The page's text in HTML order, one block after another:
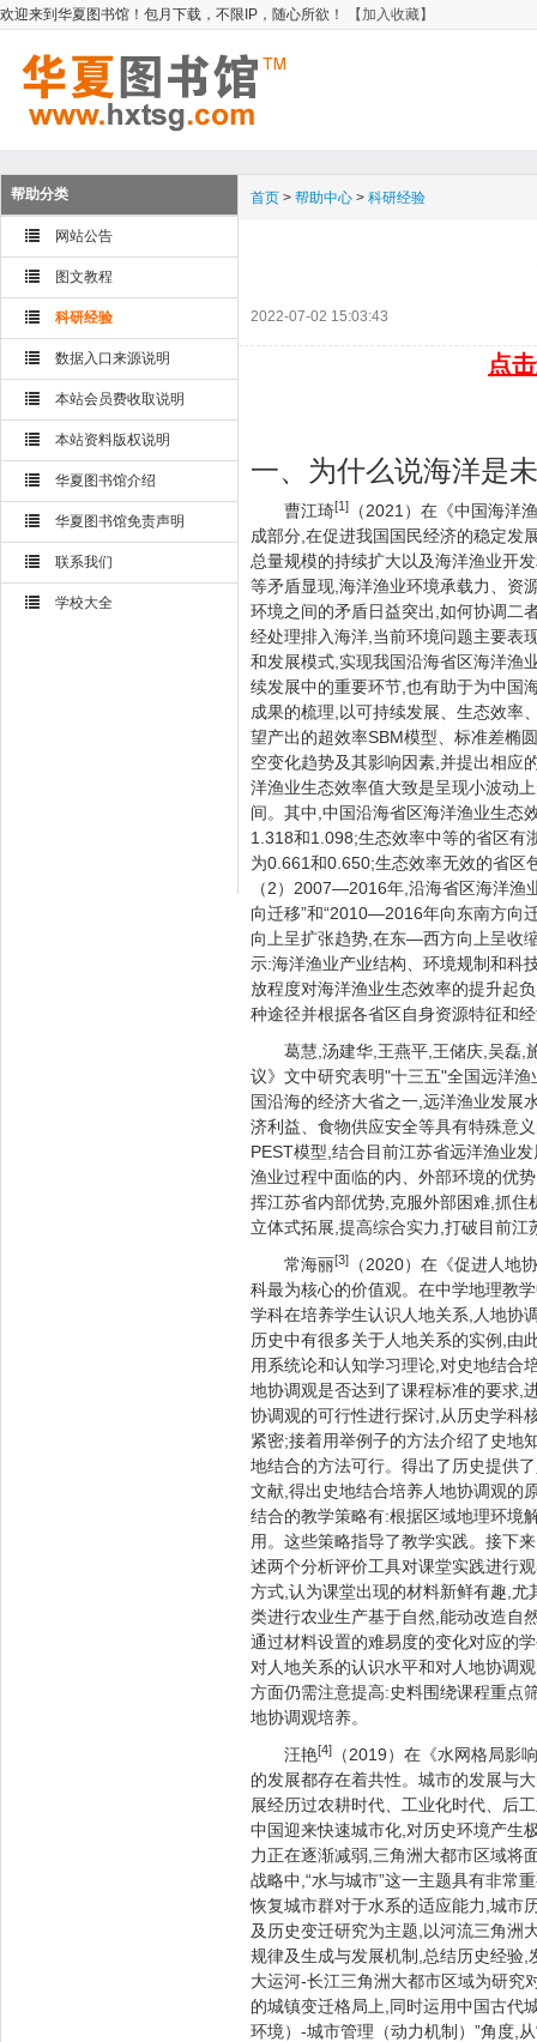
欢迎来到华夏图书馆！包月下载，不限IP，随心所欲！ 【加入收藏】
帮助分类
网站公告
图文教程
科研经验
数据入口来源说明
本站会员费收取说明
本站资料版权说明
华夏图书馆介绍
华夏图书馆免责声明
联系我们
学校大全
首页 > 帮助中心 > 科研经验
2022-07-02 15:03:43
点
一、为什么说海洋是
曹江琦[1]
（2021）在《中国海洋
成部分,在促进我国国民经济的稳定发
总量规模的持续扩大以及海洋渔业开
等矛盾显现,海洋渔业环境承载力、资
环境之间的矛盾日益突出,如何协调二
经处理排入海洋,当前环境问题主要表
和发展模式,实现我国沿海省区海洋渔
续发展中的重要环节,也有助于为中国
成果的梳理,以可持续发展、生态效率
望产出的超效率SBM模型、标准差椭
空变化趋势及其影响因素,并提出相应
洋渔业生态效率值大致是呈现小波动
间。其中,中国沿海省区海洋渔业生态
1.318和1.098;生态效率中等的省区有
为0.661和0.650;生态效率无效的省区
（2）2007—2016年,沿海省区海洋
向迁移”和“2010—2016年向东南方向
向上呈扩张趋势,在东—西方向上呈收
示:海洋渔业产业结构、环境规制和科
放程度对海洋渔业生态效率的提升起
种途径并根据各省区自身资源特征和
葛慧,汤建华,王燕平,王储庆,吴磊,
议》文中研究表明"十三五"全国远洋
国沿海的经济大省之一,远洋渔业发展
济利益、食物供应安全等具有特殊意
PEST模型,结合目前江苏省远洋渔业
渔业过程中面临的内、外部环境的优
挥江苏省内部优势,克服外部困难,抓
立体式拓展,提高综合实力,打破目前
常海丽[3]
（2020）在《促进人地
科最为核心的价值观。在中学地理教
学科在培养学生认识人地关系,人地协
历史中有很多关于人地关系的实例,由
用系统论和认知学习理论,对史地结合
地协调观是否达到了课程标准的要求,
协调观的可行性进行探讨,从历史学科
紧密;接着用举例子的方法介绍了史地
地结合的方法可行。得出了历史提供
文献,得出史地结合培养人地协调观的
结合的教学策略有:根据区域地理环境
用。这些策略指导了教学实践。接下
述两个分析评价工具对课堂实践进行
方式,认为课堂出现的材料新鲜有趣,
类进行农业生产基于自然,能动改造自
通过材料设置的难易度的变化对应的
对人地关系的认识水平和对人地协调
方面仍需注意提高:史料围绕课程重点
地协调观培养。
汪艳[4]
（2019）在《水网格局影
的发展都存在着共性。城市的发展与
展经历过农耕时代、工业化时代、后
中国迎来快速城市化,对历史环境产生
力正在逐渐减弱,三角洲大都市区域将
战略中,“水与城市”这一主题具有非常
恢复城市群对于水系的适应能力,城市
及历史变迁研究为主题,以河流三角洲
规律及生成与发展机制,总结历史经验
大运河-长江三角洲大都市区域为研究
的城镇变迁格局上,同时运用中国古代
环境）-城市管理（动力机制）”角度,